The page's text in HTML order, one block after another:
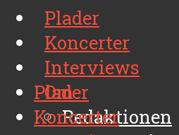
Plader
Koncerter
Interviews
Om
Redaktionen
Plader
Koncerter